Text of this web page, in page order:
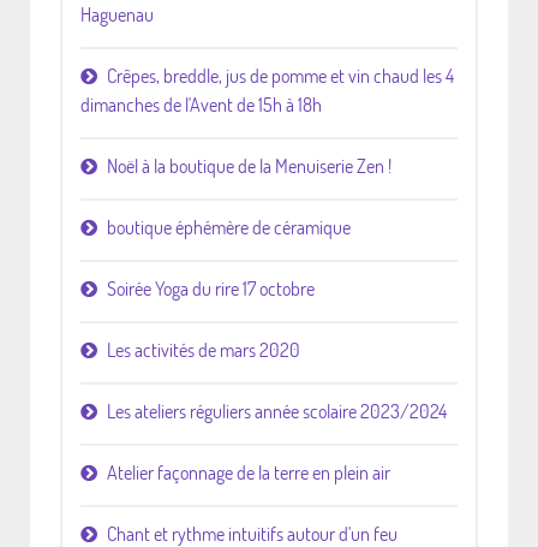
Haguenau
Crêpes, breddle, jus de pomme et vin chaud les 4
dimanches de l'Avent de 15h à 18h
Noël à la boutique de la Menuiserie Zen !
boutique éphémère de céramique
Soirée Yoga du rire 17 octobre
Les activités de mars 2020
Les ateliers réguliers année scolaire 2023/2024
Atelier façonnage de la terre en plein air
Chant et rythme intuitifs autour d'un feu